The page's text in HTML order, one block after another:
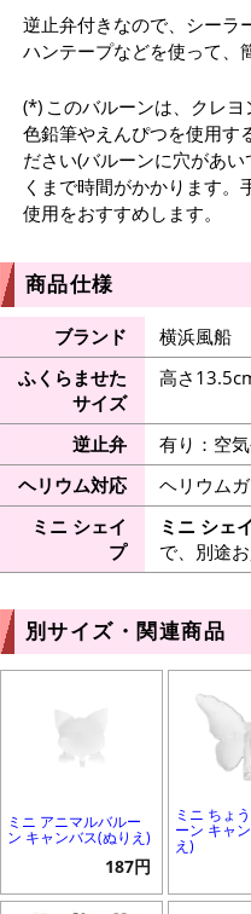
逆止弁付きなので、シーラ
ハンテープなどを使って、
このバルーンは、クレ
色鉛筆やえんぴつを使用す
ださい(バルーンに穴があ
くまで時間がかかります
使用をおすすめします。
商品仕様
ブランド
横浜風船
ふくらませた
サイズ
高さ
逆止弁
有り：空
ヘリウム対応
ヘリウム
ミニ シェイ
プ
ミニ シェ
で、別途
別サイズ・関連商品
ミニ アニマルバルー
ン キャンバス(ぬりえ)
187円
ミニ ちょ
ーン キャ
え)